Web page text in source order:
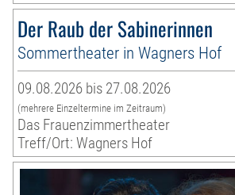
Der Raub der Sabinerinnen
Sommertheater in Wagners Hof
09.08.2026 bis 27.08.2026
(mehrere Einzeltermine im Zeitraum)
Das Frauenzimmertheater
Treff/Ort: Wagners Hof